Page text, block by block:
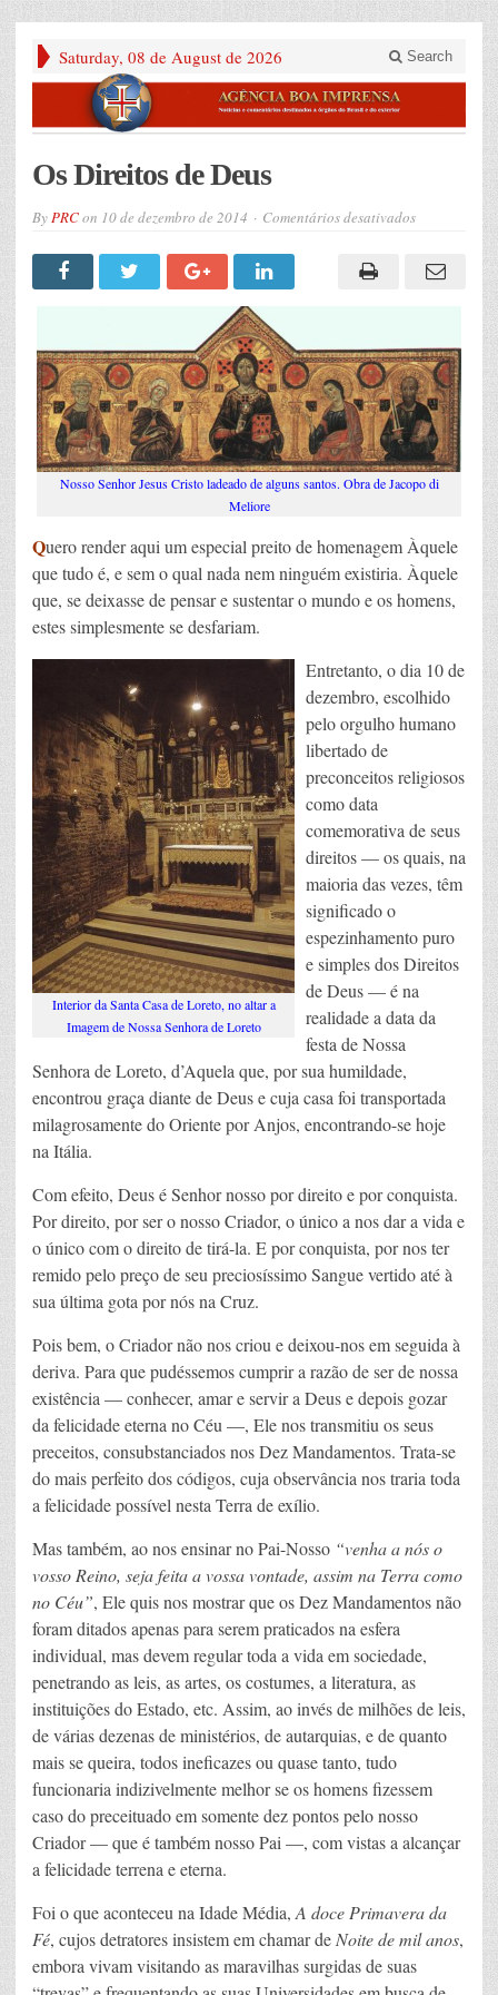
Saturday, 08 de August de 2026 Search
Os Direitos de Deus
ByPRCon 10 de dezembro de 2014 Comentários desativadosem
de
Deus
Nosso Senhor Jesus Cristo ladeado de alguns santos. Obra de Jacopo di
Meliore
Quero render aqui um especial preito de homenagem Àquele
que tudo é, e sem o qual nada nem ninguém existiria. Àquele
que, se deixasse de pensar e sustentar o mundo e os homens,
estes simplesmente se desfariam.
Interior da Santa Casa de Loreto, no altar a
Imagem de Nossa Senhora de Loreto
Entretanto, o dia 10 de
dezembro, escolhido
pelo orgulho humano
libertado de
preconceitos religiosos
como data
comemorativa de seus
direitos — os quais, na
maioria das vezes, têm
significado o
espezinhamento puro
e simples dos Direitos
de Deus — é na
realidade a data da
festa de Nossa
Senhora de Loreto, d’Aquela que, por sua humildade,
encontrou graça diante de Deus e cuja casa foi transportada
milagrosamente do Oriente por Anjos, encontrando-se hoje
na Itália.
Com efeito, Deus é Senhor nosso por direito e por conquista.
Por direito, por ser o nosso Criador, o único a nos dar a vida e
o único com o direito de tirá-la. E por conquista, por nos ter
remido pelo preço de seu preciosíssimo Sangue vertido até à
sua última gota por nós na Cruz.
Pois bem, o Criador não nos criou e deixou-nos em seguida à
deriva. Para que pudéssemos cumprir a razão de ser de nossa
existência — conhecer, amar e servir a Deus e depois gozar
da felicidade eterna no Céu —, Ele nos transmitiu os seus
preceitos, consubstanciados nos Dez Mandamentos. Trata-se
do mais perfeito dos códigos, cuja observância nos traria toda
a felicidade possível nesta Terra de exílio.
Mas também, ao nos ensinar no Pai-Nosso “venha a nós o
vosso Reino, seja feita a vossa vontade, assim na Terra como
no Céu”, Ele quis nos mostrar que os Dez Mandamentos não
foram ditados apenas para serem praticados na esfera
individual, mas devem regular toda a vida em sociedade,
penetrando as leis, as artes, os costumes, a literatura, as
instituições do Estado, etc. Assim, ao invés de milhões de leis,
de várias dezenas de ministérios, de autarquias, e de quanto
mais se queira, todos ineficazes ou quase tanto, tudo
funcionaria indizivelmente melhor se os homens fizessem
caso do preceituado em somente dez pontos pelo nosso
Criador — que é também nosso Pai —, com vistas a alcançar
a felicidade terrena e eterna.
Foi o que aconteceu na Idade Média, A doce Primavera da
Fé, cujos detratores insistem em chamar de Noite de mil anos,
embora vivam visitando as maravilhas surgidas de suas